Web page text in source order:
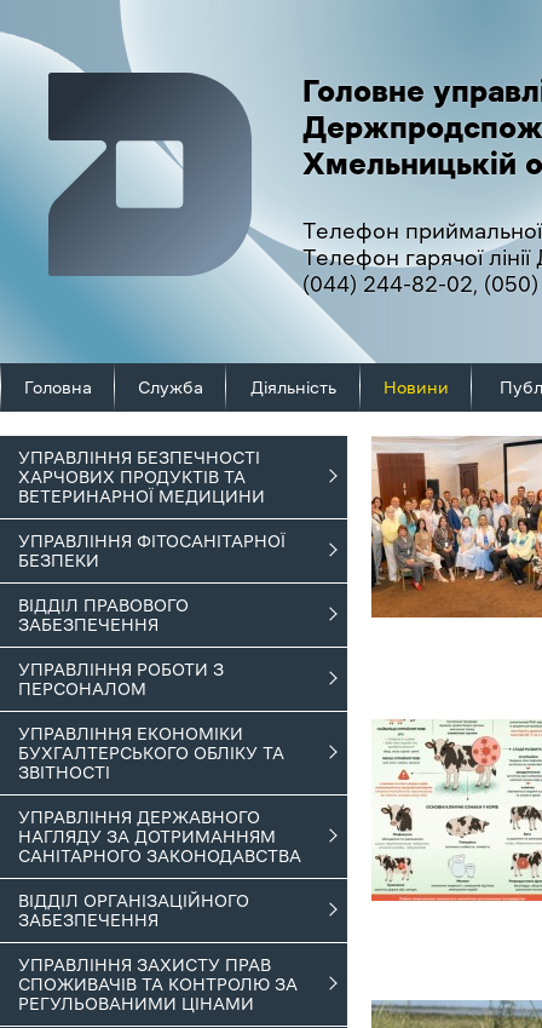
Головне
Хмельницькій
Телефон
Телефон гарячої
(044) 244-82-02,
Головна Служба Діяльність Новини
УПРАВЛІННЯ БЕЗПЕЧНОСТІ
ХАРЧОВИХ ПРОДУКТІВ ТА
ВЕТЕРИНАРНОЇ МЕДИЦИНИ
УПРАВЛІННЯ ФІТОСАНІТАРНОЇ
БЕЗПЕКИ
ВІДДІЛ ПРАВОВОГО
ЗАБЕЗПЕЧЕННЯ
УПРАВЛІННЯ РОБОТИ З
ПЕРСОНАЛОМ
УПРАВЛІННЯ ЕКОНОМІКИ
БУХГАЛТЕРСЬКОГО ОБЛІКУ ТА
ЗВІТНОСТІ
УПРАВЛІННЯ ДЕРЖАВНОГО
НАГЛЯДУ ЗА ДОТРИМАННЯМ
САНІТАРНОГО ЗАКОНОДАВСТВА
ВІДДІЛ ОРГАНІЗАЦІЙНОГО
ЗАБЕЗПЕЧЕННЯ
УПРАВЛІННЯ ЗАХИСТУ ПРАВ
СПОЖИВАЧІВ ТА КОНТРОЛЮ ЗА
РЕГУЛЬОВАНИМИ ЦІНАМИ